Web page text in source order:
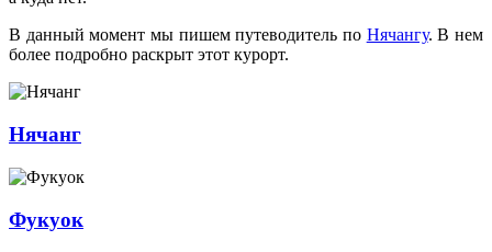
В данный момент мы пишем путеводитель по Нячангу. В нем
более подробно раскрыт этот курорт.
Нячанг
Фукуок